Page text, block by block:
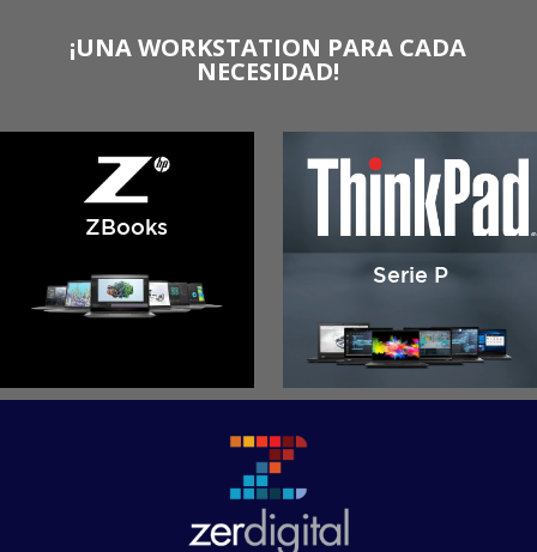
¡UNA WORKSTATION PARA CADA
NECESIDAD!
ZBooks
Serie P